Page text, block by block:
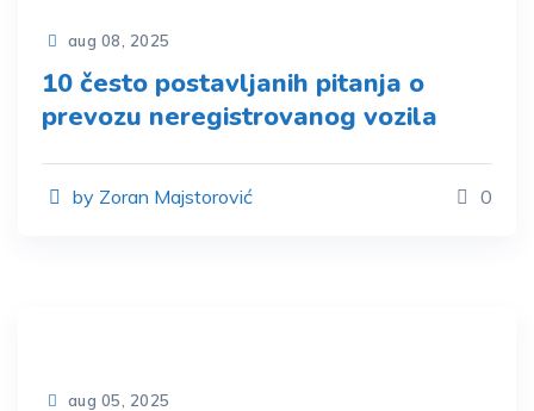
aug 08, 2025
10 često postavljanih pitanja o
prevozu neregistrovanog vozila
by Zoran Majstorović 0
aug 05, 2025